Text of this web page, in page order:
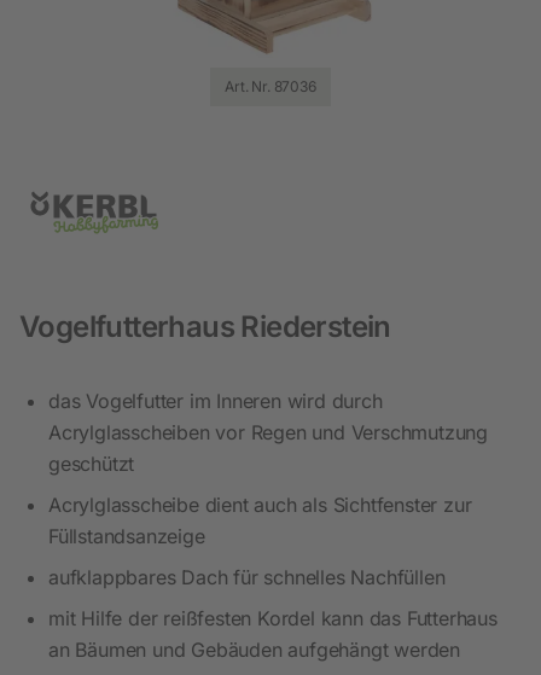
Art. Nr. 87036
Vogelfutterhaus Riederstein
das Vogelfutter im Inneren wird durch
Acrylglasscheiben vor Regen und Verschmutzung
geschützt
Acrylglasscheibe dient auch als Sichtfenster zur
Füllstandsanzeige
aufklappbares Dach für schnelles Nachfüllen
mit Hilfe der reißfesten Kordel kann das Futterhaus
an Bäumen und Gebäuden aufgehängt werden